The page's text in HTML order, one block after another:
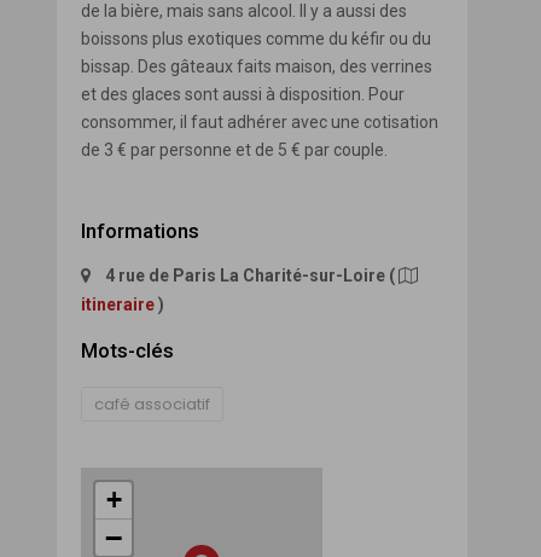
ENVOYER
de la bière, mais sans alcool. Il y a aussi des
boissons plus exotiques comme du kéfir ou du
bissap. Des gâteaux faits maison, des verrines
et des glaces sont aussi à disposition. Pour
consommer, il faut adhérer avec une cotisation
de 3 € par personne et de 5 € par couple.
Informations
4 rue de Paris La Charité-sur-Loire(
itineraire)
Mots-clés
café associatif
+
−